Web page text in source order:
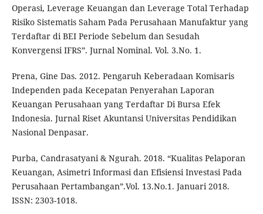
Operasi, Leverage Keuangan dan Leverage Total Terhadap
Risiko Sistematis Saham Pada Perusahaan Manufaktur yang
Terdaftar di BEI Periode Sebelum dan Sesudah
Konvergensi IFRS”. Jurnal Nominal. Vol. 3.No. 1.
Prena, Gine Das. 2012. Pengaruh Keberadaan Komisaris
Independen pada Kecepatan Penyerahan Laporan
Keuangan Perusahaan yang Terdaftar Di Bursa Efek
Indonesia. Jurnal Riset Akuntansi Universitas Pendidikan
Nasional Denpasar.
Purba, Candrasatyani & Ngurah. 2018. “Kualitas Pelaporan
Keuangan, Asimetri Informasi dan Efisiensi Investasi Pada
Perusahaan Pertambangan”.Vol. 13.No.1. Januari 2018.
ISSN: 2303-1018.